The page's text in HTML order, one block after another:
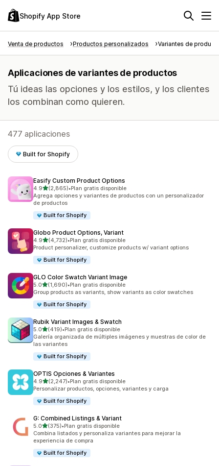
Shopify App Store
Venta de productos Productos personalizados Variantes de
Aplicaciones de variantes de productos
Tú ideas las opciones y los estilos, y los clientes
los combinan como quieren.
477 aplicaciones
Built for Shopify
Easify Custom Product Options
4.9de 5 estrellas
(2,865)
2865 reseñas en total
•Plan gratis disponible
Agrega opciones y variantes de productos con un personalizador
de productos
Built for Shopify
Globo Product Options, Variant
4.9de 5 estrellas
(4,732)
4732 reseñas en total
•Plan gratis disponible
Product personalizer, customize products w/ variant options
Built for Shopify
GLO Color Swatch Variant Image
5.0de 5 estrellas
(1,690)
1690 reseñas en total
•Plan gratis disponible
Group products as variants, show variants as color swatches
Built for Shopify
Rubik Variant Images & Swatch
5.0de 5 estrellas
(419)
419 reseñas en total
•Plan gratis disponible
Galería organizada de múltiples imágenes y muestras de color de
las variantes
Built for Shopify
OPTIS Opciones & Variantes
4.9de 5 estrellas
(2,247)
2247 reseñas en total
•Plan gratis disponible
Personalizar productos, opciones, variantes y carga
Built for Shopify
G: Combined Listings & Variant
5.0de 5 estrellas
(375)
375 reseñas en total
•Plan gratis disponible
Combina listados y personaliza variantes para mejorar la
experiencia de compra
Built for Shopify